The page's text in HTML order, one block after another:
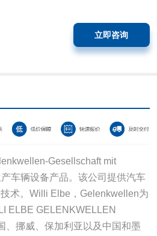
立即咨询
Gesellschaft mit
车辆设备产品。该公司提供汽车
术。Willi Elbe，Gelenkwellen为
ELBE GELENKWELLEN
、挪威、保加利亚以及中国和墨